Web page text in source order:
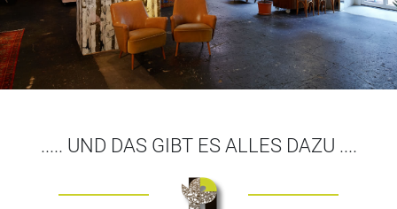
..... UND DAS GIBT ES ALLES DAZU ....